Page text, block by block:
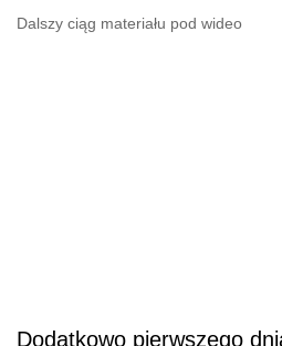
Dalszy ciąg materiału pod wideo
Dodatkowo pierwszego